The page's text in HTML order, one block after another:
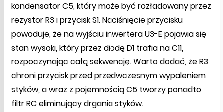
kondensator C5, który może być rozładowany przez
rezystor R3 i przycisk S1. Naciśnięcie przycisku
powoduje, że na wyjściu inwertera U3-E pojawia się
stan wysoki, który przez diodę D1 trafia na C11,
rozpoczynając całą sekwencję. Warto dodać, że R3
chroni przycisk przed przedwczesnym wypaleniem
styków, a wraz z pojemnością C5 tworzy ponadto
filtr RC eliminujący drgania styków.